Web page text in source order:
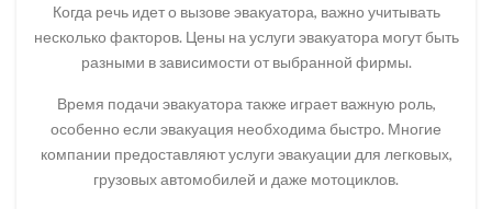
Когда речь идет о вызове эвакуатора, важно учитывать
несколько факторов. Цены на услуги эвакуатора могут быть
разными в зависимости от выбранной фирмы.
Время подачи эвакуатора также играет важную роль,
особенно если эвакуация необходима быстро. Многие
компании предоставляют услуги эвакуации для легковых,
грузовых автомобилей и даже мотоциклов.